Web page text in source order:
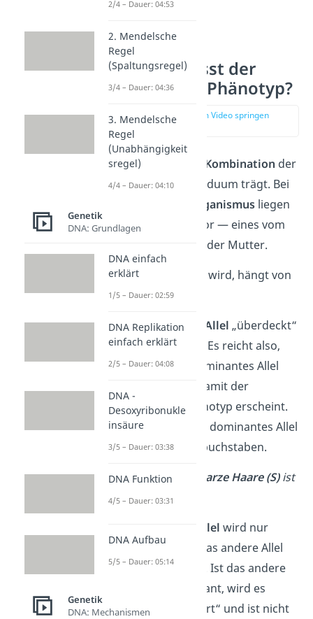
Wie beeinflusst der
Genotyp den Phänotyp?
zur Stelle im Video springen
(00:46)
DerGenotyp Kombination der
Allele,die ein Individuum trägt. Bei
diploiden Organismus liegen
immerzwei Allele
vor — eines vom
Vater und eines von der Mutter.
Ob ein Allel
wird, hängt von
seiner Art ab:
Eindominantes Allel „überdeckt“
das andere Allel. Es reicht also,
wenn nur ein dominantes Allel
vorhanden ist, damit der
zugehörige Phänotyp erscheint.
Du markierst ein dominantes Allel
mit einem Großbuchstaben.
➡️Das Allel für schwarze Haare (S)ist
dominant.
rezessives Allel wird nur
sichtbar, wenn das andere Allel
auch rezessiv ist. Ist das andere
Allel aber dominant, wird es
davon „überlagert“ und ist nicht
2/4 – Dauer: 04:53
2. Mendelsche
Regel
(Spaltungsregel)
3/4 – Dauer: 04:36
3. Mendelsche
Regel
(Unabhängigkeit
sregel)
4/4 – Dauer: 04:10
Genetik
DNA: Grundlagen
DNA einfach
erklärt
1/5 – Dauer: 02:59
DNA Replikation
einfach erklärt
2/5 – Dauer: 04:08
DNA -
Desoxyribonukle
insäure
3/5 – Dauer: 03:38
DNA Funktion
4/5 – Dauer: 03:31
DNA Aufbau
5/5 – Dauer: 05:14
Genetik
DNA: Mechanismen